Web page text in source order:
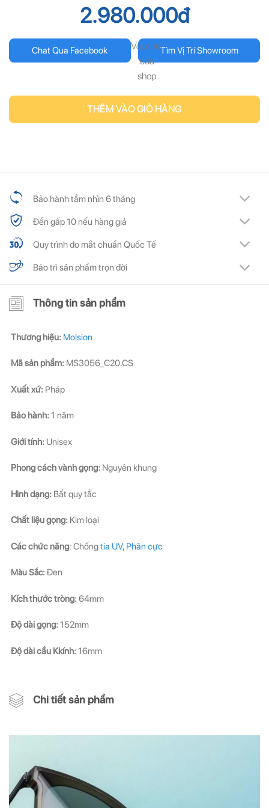
2.980.000đ
Chat Qua Facebook Tìm Vị Trí Showroom
Voucher
của
shop
THÊM VÀO GIỎ HÀNG
Bảo hành tầm nhìn 6 tháng
Đền gấp 10 nếu hàng giả
Quy trình đo mắt chuẩn Quốc Tế
Bảo trì sản phẩm trọn đời
Thông tin sản phẩm
Thương hiệu: Molsion
Mã sản phẩm: MS3056_C20.CS
Xuất xứ: Pháp
Bảo hành:1 năm
Giới tính: Unisex
Phong cách vành gọng: Nguyên khung
Hình dạng: Bất quy tắc
Chất liệu gọng: Kim loại
Các chức năng: Chốngtia UV, Phân cực
Màu Sắc: Đen
Kích thước tròng:64mm
Độ dài gọng:152mm
Độ dài cầu Kkính:16mm
Chi tiết sản phẩm